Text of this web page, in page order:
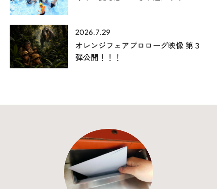
2026.7.29
オレンジフェアプロローグ映像 第３
弾公開！！！